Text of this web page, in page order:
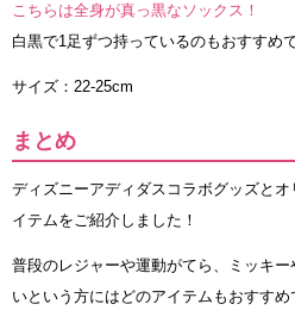
こちらは全身が真っ黒なソックス！
白黒で1足ずつ持っているのもおすすめで
サイズ：22-25cm
まとめ
ディズニーアディダスコラボグッズと
イテムをご紹介しました！
普段のレジャーや運動がてら、ミッキ
いという方にはどのアイテムもおすすめ